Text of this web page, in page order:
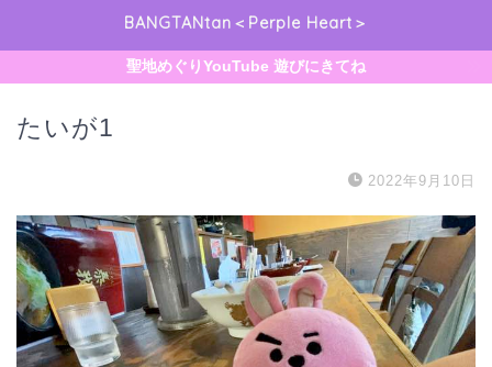
BANGTANtan＜Perple Heart＞
聖地めぐりYouTube 遊びにきてね
たいが1
2022年9月10日